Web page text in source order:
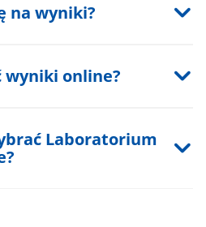
na wyniki?
wyniki online?
Laboratorium